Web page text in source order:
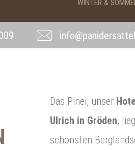
WINTER &
Das Pinei, unser
Ulrich in Gröden,
schönsten